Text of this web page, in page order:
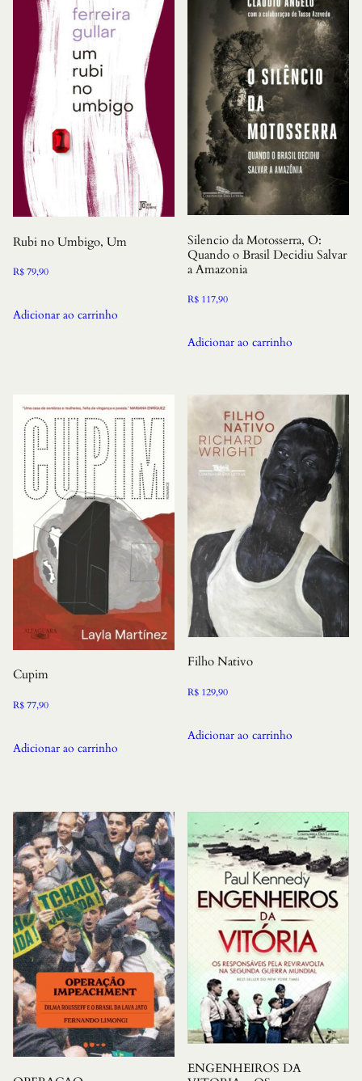
Rubi no Umbigo, Um
R$79,90
Adicionar ao carrinho
Silencio da Motosserra, O:
Quando o Brasil Decidiu Salvar
a Amazonia
R$ 117,90
Adicionar ao carrinho
Cupim
R$77,90
Adicionar ao carrinho
Filho Nativo
R$ 129,90
Adicionar ao carrinho
ENGENHEIROS DA